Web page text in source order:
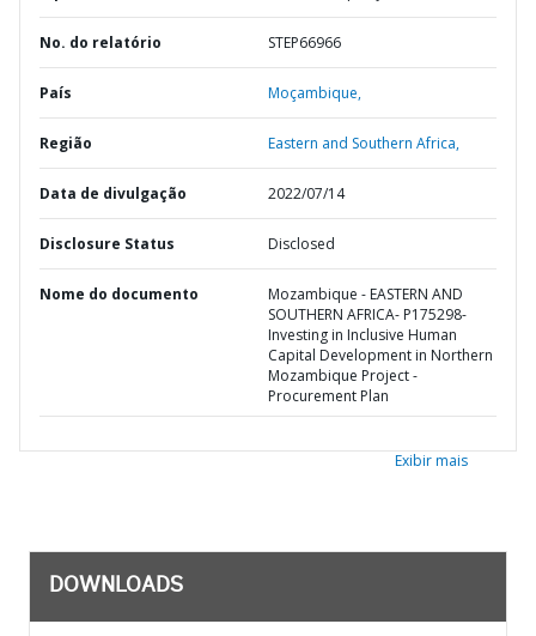
No. do relatório STEP66966
País Moçambique,
Região Eastern and Southern Africa,
Data de divulgação 2022/07/14
Disclosure Status Disclosed
Nome do documento
Mozambique - EASTERN AND
SOUTHERN AFRICA- P175298-
Investing in Inclusive Human
Capital Development in Northern
Mozambique Project -
Procurement Plan
Exibir mais
DOWNLOADS